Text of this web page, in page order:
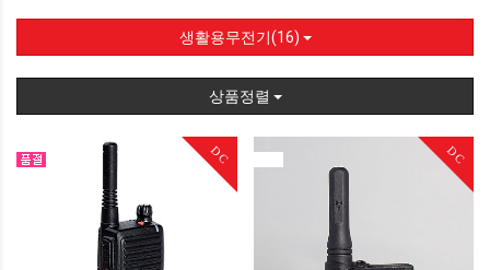
생활용무전기(16)
상품정렬
DC DC